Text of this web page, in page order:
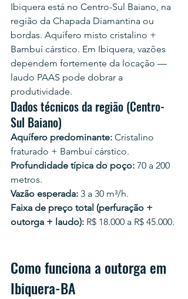
Ibiquera está no Centro-Sul Baiano, na
região da Chapada Diamantina ou
bordas. Aquífero misto cristalino +
Bambuí cárstico. Em Ibiquera, vazões
dependem fortemente da locação —
laudo PAAS pode dobrar a
produtividade.
Dados técnicos da região (Centro-
Sul Baiano)
Aquífero predominante: Cristalino
fraturado + Bambuí cárstico.
Profundidade típica do poço: 70 a 200
metros.
Vazão esperada: 3 a 30 m³/h.
Faixa de preço total (perfuração +
outorga + laudo): R$ 18.000 a R$ 45.000.
Como funciona a outorga em
Ibiquera-BA